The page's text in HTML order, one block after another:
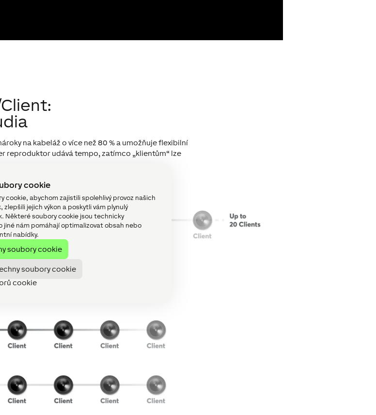
cookie
cookie, abychom zajistili spolehlivý provoz našich
zlepšili jejich výkon a poskytli vám plynulý
Některé soubory cookie jsou technicky
jiné nám pomáhají optimalizovat obsah nebo
nabídky.
soubory cookie
soubory cookie
cookie
na kabeláž o více než 80 % a umožňuje flexibilní
reproduktor udává tempo, zatímco „klientům“ lze